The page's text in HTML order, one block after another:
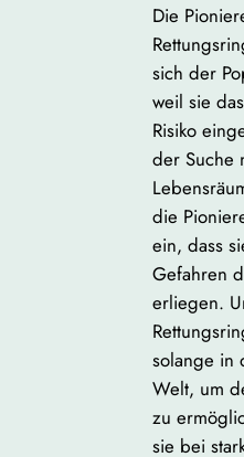
Die
sich der
weil sie
Risiko
der Suche
die
ein, dass
Gefahren
erliegen.
solange in
Welt, um
zu
sie bei